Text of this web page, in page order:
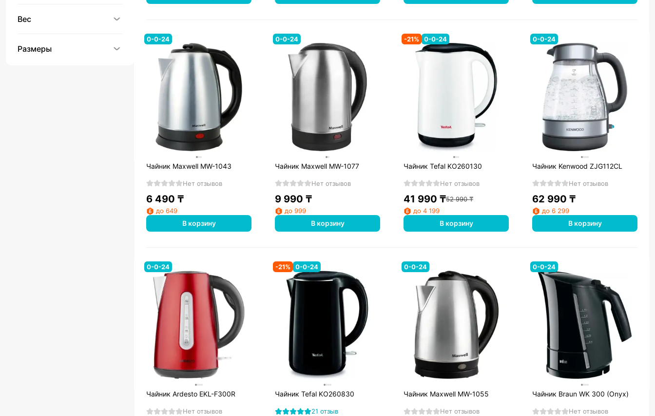
Вес
Размеры
0-0-24
Чайник Maxwell MW-1043
Нет отзывов
6 490 ₸
до 649
В корзину
0-0-24
Чайник Maxwell MW-1077
Нет отзывов
9 990 ₸
до 999
В корзину
-21% 0-0-24
Чайник Tefal KO260130
Нет отзывов
41 990 ₸52 990₸
до 4 199
В корзину
0-0-24
Чайник Kenwood ZJG112CL
Нет отзывов
62 990 ₸
до 6 299
В корзину
0-0-24
Чайник Ardesto EKL-F300R
Нет отзывов
-21% 0-0-24
Чайник Tefal KO260830
21 отзыв
0-0-24
Чайник Maxwell MW-1055
Нет отзывов
0-0-24
Чайник Braun WK 300 (Onyx)
Нет отзывов